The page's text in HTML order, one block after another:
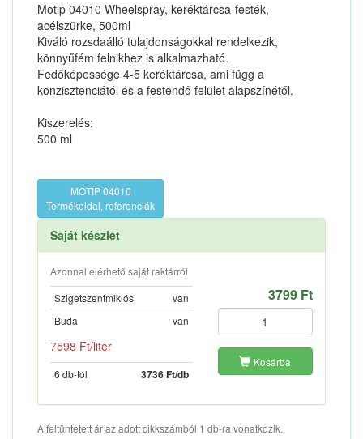
Motip 04010 Wheelspray, keréktárcsa-festék,
acélszürke, 500ml
Kiváló rozsdaálló tulajdonságokkal rendelkezik,
könnyűfém felnikhez is alkalmazható.
Fedőképessége 4-5 keréktárcsa, ami függ a
konzisztenciától és a festendő felület alapszínétől.
Kiszerelés:
500 ml
MOTIP 04010
Termékoldal, referenciák
Saját készlet
Azonnal elérhető saját raktárról
Szigetszentmiklós
van
Buda
van
7598 Ft/liter
6 db-tól 3736 Ft/db
3799 Ft
Kosárba
A feltüntetett ár az adott cikkszámból 1 db-ra vonatkozik.